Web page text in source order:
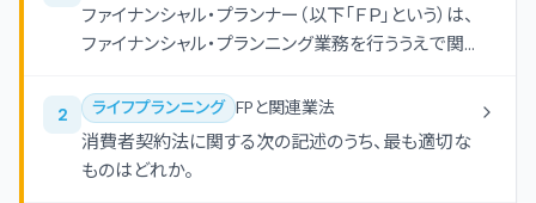
ファイナンシャル・プランナー（以下「ＦＰ」という）は、
ファイナンシャル・プランニング業務を行ううえで関
に関する次の（ア）-（エ）の記述について、適切なも
のには○、不適切なものには×を解答欄に記入しな
さい。 （ア）弁護士の登録を受けていないＦＰが、報
2 ライフプランニング FPと関連業法
消費者契約法に関する次の記述のうち、最も適切な
ものはどれか。